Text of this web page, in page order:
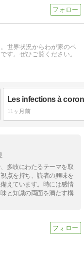
世界状況からわが家のペ
す。ぜひご覧ください。
11ヶ月前
多岐にわたるテーマを取
点を持ち、読者の興味を
えています。時には感情
と知識の両面を満たす構